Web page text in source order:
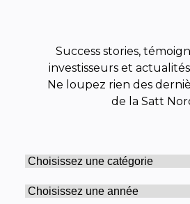
Success stories,
investisseurs et
Ne loupez rien des
de la Satt